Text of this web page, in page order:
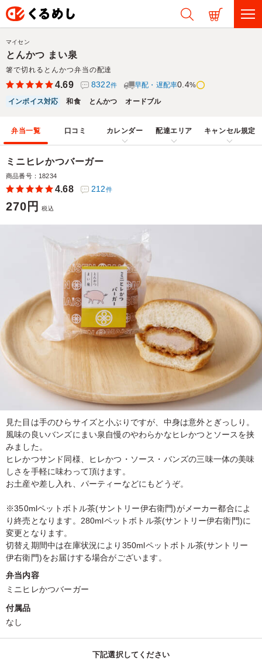
とんかつ まい泉
箸で切れるとんかつ弁当の配達
マイセン
4.69 8322件 早配・遅配率0.4%
インボイス対応
和食 とんかつ オードブル
弁当一覧 口コミ カレンダー 配達エリア キャンセル規定
ミニヒレかつバーガー
商品番号：18234
4.68 212件
270円 税込
見た目は手のひらサイズと小ぶりですが、中身は意外とぎっしり。
風味の良いバンズにまい泉自慢のやわらかなヒレかつとソースを挟
みました。
ヒレかつサンド同様、ヒレかつ・ソース・バンズの三味一体の美味
しさを手軽に味わって頂けます。
お土産や差し入れ、パーティーなどにもどうぞ。
※350mlペットボトル茶(サントリー伊右衛門)がメーカー都合によ
り終売となります。280mlペットボトル茶(サントリー伊右衛門)に
変更となります。
切替え期間中は在庫状況により350mlペットボトル茶(サントリー
伊右衛門)をお届けする場合がございます。
弁当内容
ミニヒレかつバーガー
付属品
なし
下記選択してください